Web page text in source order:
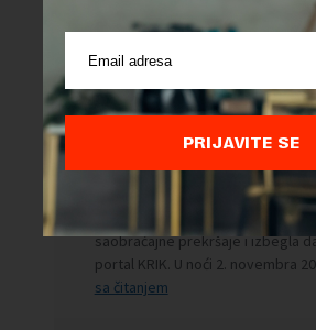
PRIJAVITE SE